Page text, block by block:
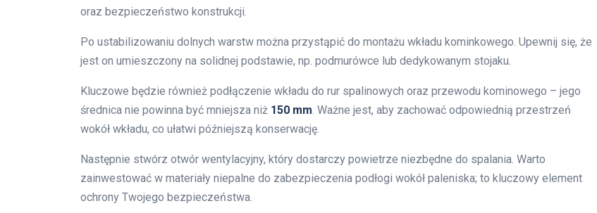
oraz bezpieczeństwo konstrukcji.
Po ustabilizowaniu dolnych warstw można przystąpić do montażu wkładu kominkowego. Upewnij się, że
jest on umieszczony na solidnej podstawie, np. podmurówce lub dedykowanym stojaku.
Kluczowe będzie również podłączenie wkładu do rur spalinowych oraz przewodu kominowego – jego
średnica nie powinna być mniejsza niż 150 mm. Ważne jest, aby zachować odpowiednią przestrzeń
wokół wkładu, co ułatwi późniejszą konserwację.
Następnie stwórz otwór wentylacyjny, który dostarczy powietrze niezbędne do spalania. Warto
zainwestować w materiały niepalne do zabezpieczenia podłogi wokół paleniska; to kluczowy element
ochrony Twojego bezpieczeństwa.